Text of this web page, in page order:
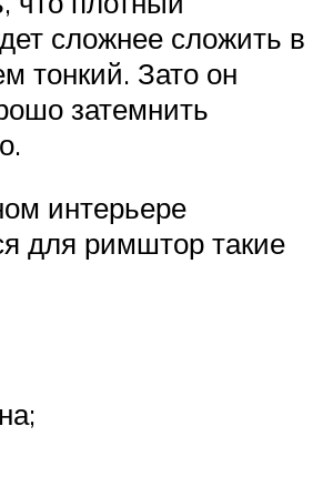
сложнее сложить в
тонкий. Зато он
затемнить
интерьере
для римштор такие